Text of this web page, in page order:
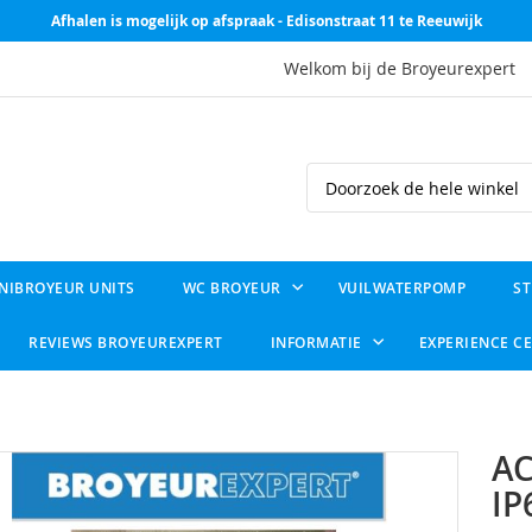
Afhalen is mogelijk op afspraak - Edisonstraat 11 te Reeuwijk
Welkom bij de Broyeurexpert
Search
UNITS WC BROYEUR VUILWATERPOMP
REVIEWS BROYEUREXPERT INFORMATIE EXPERIENCE